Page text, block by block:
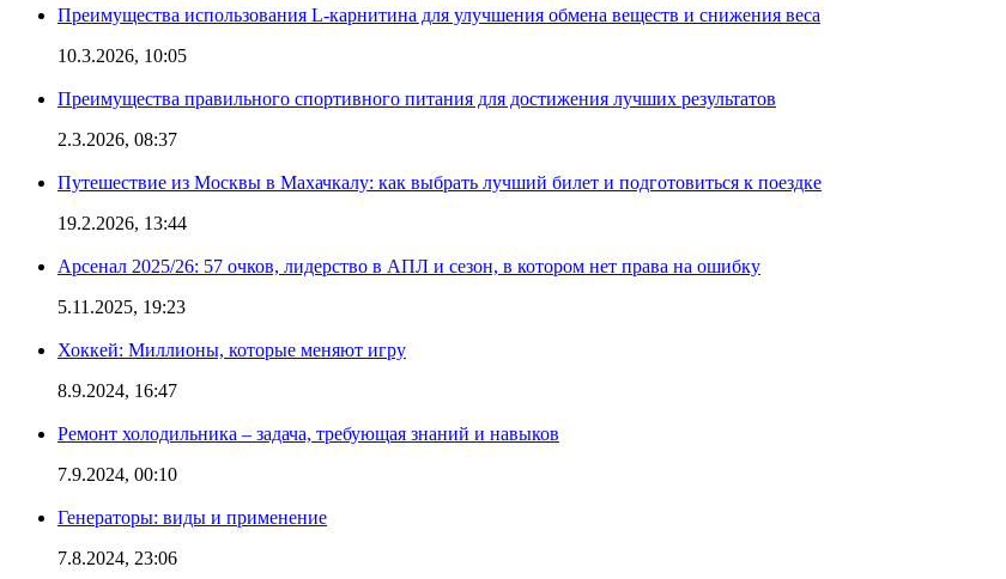
Преимущества использования L-карнитина для улучшения обмена веществ и снижения веса
10.3.2026, 10:05
Преимущества правильного спортивного питания для достижения лучших результатов
2.3.2026, 08:37
Путешествие из Москвы в Махачкалу: как выбрать лучший билет и подготовиться к поездке
19.2.2026, 13:44
Арсенал 2025/26: 57 очков, лидерство в АПЛ и сезон, в котором нет права на ошибку
5.11.2025, 19:23
Хоккей: Миллионы, которые меняют игру
8.9.2024, 16:47
Ремонт холодильника – задача, требующая знаний и навыков
7.9.2024, 00:10
Генераторы: виды и применение
7.8.2024, 23:06